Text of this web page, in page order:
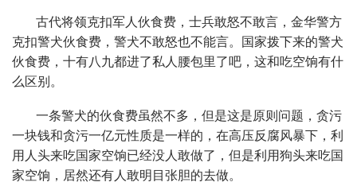
古代将领克扣军人伙食费，士兵敢怒不敢言，金华警方
克扣警犬伙食费，警犬不敢怒也不能言。国家拨下来的警犬
伙食费，十有八九都进了私人腰包里了吧，这和吃空饷有什
么区别。
一条警犬的伙食费虽然不多，但是这是原则问题，贪污
一块钱和贪污一亿元性质是一样的，在高压反腐风暴下，利
用人头来吃国家空饷已经没人敢做了，但是利用狗头来吃国
家空饷，居然还有人敢明目张胆的去做。